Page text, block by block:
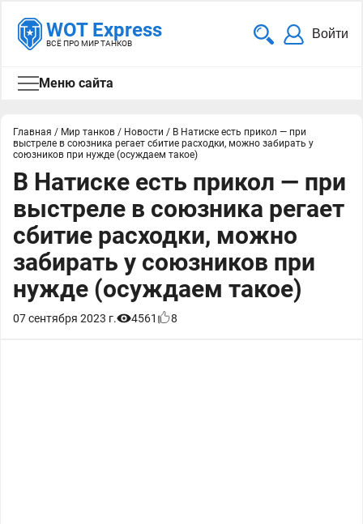
WOT Express
ВСЁ ПРО МИР ТАНКОВ
Войти
Меню сайта
Главная / Мир танков / Новости / В Натиске есть прикол — при
выстреле в союзника регает сбитие расходки, можно забирать у
союзников при нужде (осуждаем такое)
В Натиске есть прикол — при
выстреле в союзника регает
сбитие расходки, можно
забирать у союзников при
нужде (осуждаем такое)
07 сентября 2023 г. 4561 8